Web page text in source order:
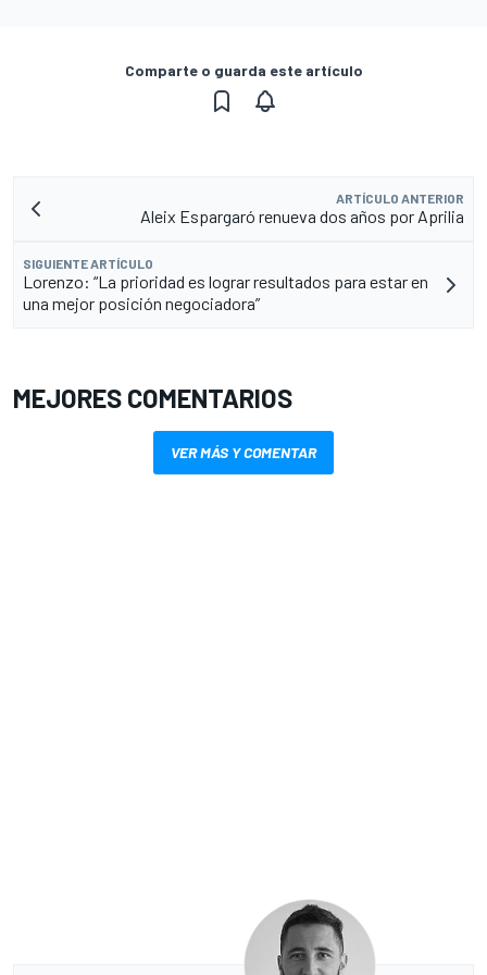
Comparte o guarda este artículo
ARTÍCULO ANTERIOR
Aleix Espargaró renueva dos años por Aprilia
SIGUIENTE ARTÍCULO
Lorenzo: “La prioridad es lograr resultados para estar en
una mejor posición negociadora”
MEJORES COMENTARIOS
VER MÁS Y COMENTAR